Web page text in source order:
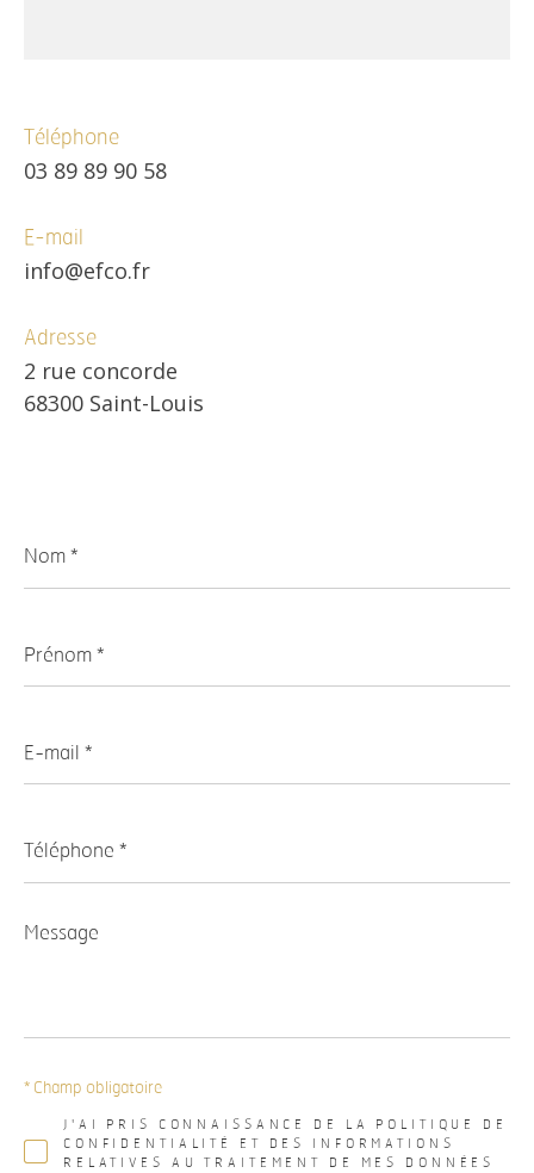
Téléphone
03 89 89 90 58
E-mail
info@efco.fr
Adresse
2 rue concorde
68300 Saint-Louis
*
*
mail
*
*
Message
*
J'AI PRIS CONNAISSANCE DE LA POLITIQUE DE
CONFIDENTIALITÉ ET DES INFORMATIONS
RELATIVES AU TRAITEMENT DE MES DONNÉES
* Champ obligatoire